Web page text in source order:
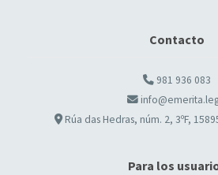
Contacto
981 936 083
Rúa das Hedras, núm. 2, 3ºF,
Para los